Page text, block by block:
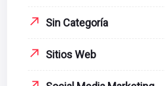
Sin Categoría
Sitios Web